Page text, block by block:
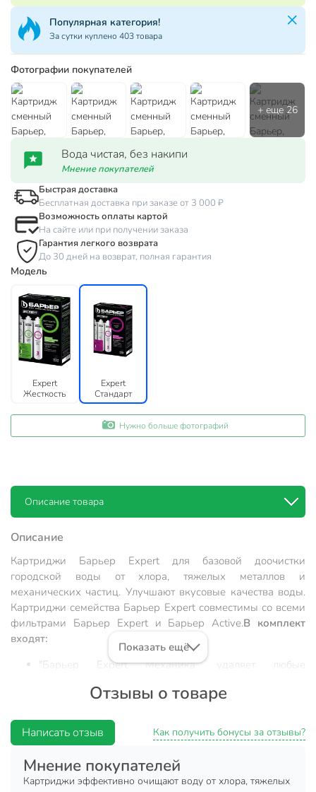
Популярная категория!
За сутки куплено 403 товара
Фотографии покупателей
Вода чистая, без накипи
Мнение покупателей
Быстрая доставка
Бесплатная доставка при заказе от 3 000 ₽
Возможность оплаты картой
На сайте или при получении заказа
Гарантия легкого возврата
До 30 дней на возврат, полная гарантия
Модель
Expert
Жесткость
Expert
Стандарт
Нужно больше фотографий
Описание товара
Описание
Картриджи Барьер Expert для базовой доочистки
городской воды от хлора, тяжелых металлов и
механических частиц. Улучшают вкусовые качества воды.
Картриджи семейства Барьер Expert совместимы со всеми
фильтрами Барьер Expert и Барьер Active.В комплект
входят:
"Барьер Expert Механика" удаляет любые
другие механические примеси).
"Барьер Expert ИоноОбмен" используется для
эффективного удаления хлора, его соединений, а
также тяжелых металлов (свинец, медь, кадмий и
другие).
"Барьер Expert ПостКарбон" - финишная очистка и
Показать ещё
Отзывы о товаре
Написать отзыв Как получить бонусы за отзывы?
Мнение покупателей
Картриджи эффективно очищают воду от хлора, тяжелых